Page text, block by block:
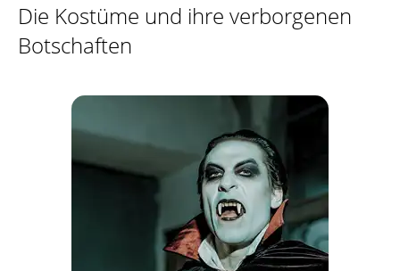
Die Kostüme und ihre verborgenen
Botschaften